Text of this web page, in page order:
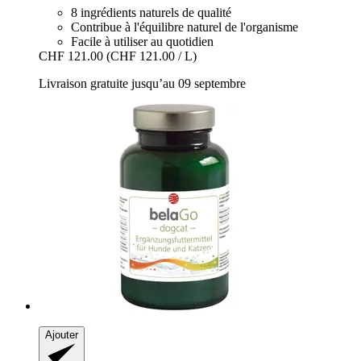
8 ingrédients naturels de qualité
Contribue à l'équilibre naturel de l'organisme
Facile à utiliser au quotidien
CHF 121.00 (CHF 121.00 / L)
Livraison gratuite jusqu’au 09 septembre
Ajouter